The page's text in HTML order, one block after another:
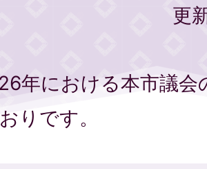
更
年における本市議会
りです。